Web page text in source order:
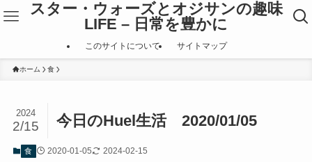
スター・ウォーズとオジサンの趣味
LIFE – 日常を豊かに
このサイトについて サイトマップ
ホーム 食
今日のHuel生活 2020/01/05
2024
2/15
食 2020-01-05 2024-02-15